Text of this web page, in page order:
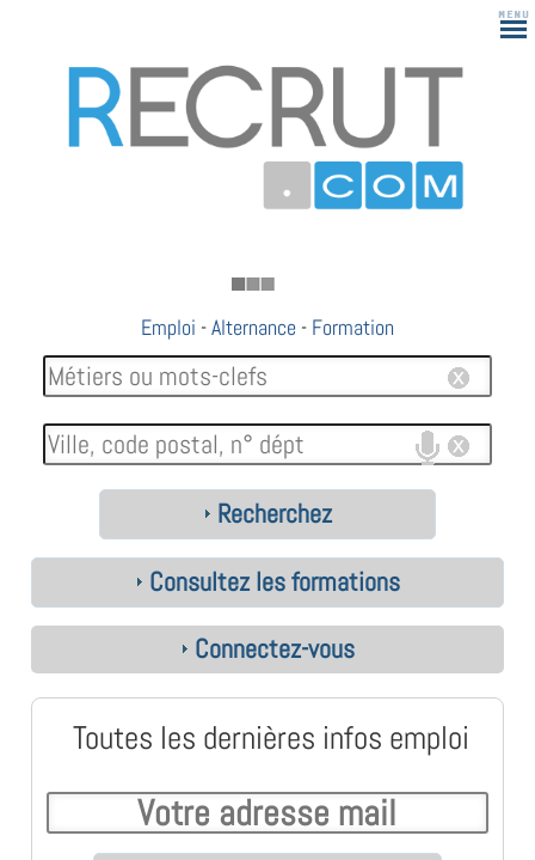
183
Emploi -Alternance - Formation
Recherchez
Consultez les formations
Connectez-vous
Toutes les dernières infos emploi